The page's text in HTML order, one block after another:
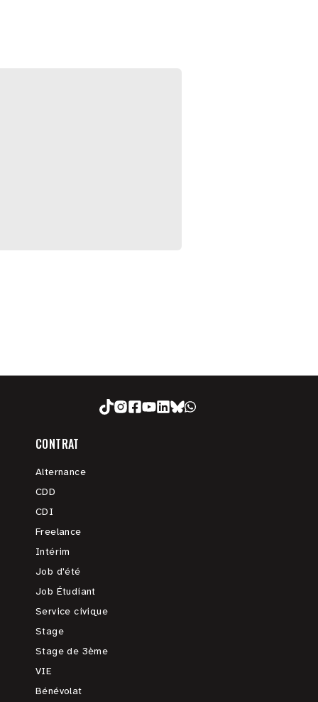
CONTRAT
Alternance
CDD
CDI
Freelance
Intérim
Job d'été
Job Étudiant
Service civique
Stage
Stage de 3ème
VIE
Bénévolat